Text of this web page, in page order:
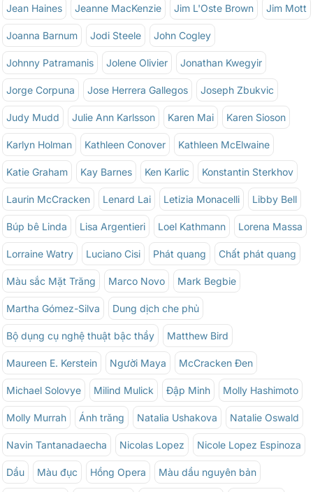
Jean Haines Jeanne MacKenzie Jim L'Oste Brown Jim Mott
Joanna Barnum Jodi Steele John Cogley
Johnny Patramanis Jolene Olivier Jonathan Kwegyir
Jorge Corpuna Jose Herrera Gallegos Joseph Zbukvic
Judy Mudd Julie Ann Karlsson Karen Mai Karen Sioson
Karlyn Holman Kathleen Conover Kathleen McElwaine
Katie Graham Kay Barnes Ken Karlic Konstantin Sterkhov
Laurin McCracken Lenard Lai Letizia Monacelli Libby Bell
Búp bê Linda Lisa Argentieri Loel Kathmann Lorena Massa
Lorraine Watry Luciano Cisi Phát quang Chất phát quang
Màu sắc Mặt Trăng Marco Novo Mark Begbie
Martha Gómez-Silva Dung dịch che phủ
Bộ dụng cụ nghệ thuật bậc thầy Matthew Bird
Maureen E. Kerstein Người Maya McCracken Đen
Michael Solovye Milind Mulick Đập Minh Molly Hashimoto
Molly Murrah Ánh trăng Natalia Ushakova Natalie Oswald
Navin Tantanadaecha Nicolas Lopez Nicole Lopez Espinoza
Dầu Màu đục Hồng Opera Màu dầu nguyên bản